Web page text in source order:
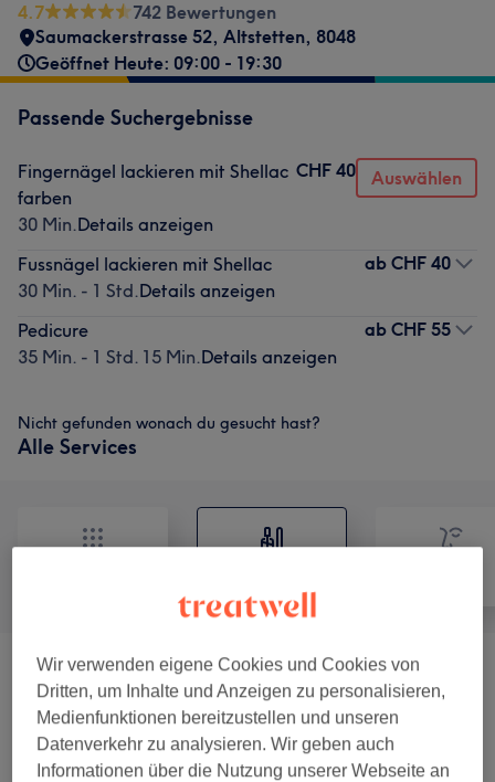
4.7
742 Bewertungen
Saumackerstrasse 52, Altstetten, 8048
Geöffnet Heute: 09:00 - 19:30
Passende Suchergebnisse
Fingernägel lackieren mit Shellac
farben
30 Min.Details anzeigen
CHF 40 Auswählen
Fussnägel lackieren mit Shellac
30 Min. - 1 Std.Details anzeigen
ab CHF 40
Pedicure
35 Min. - 1 Std. 15 Min.Details anzeigen
ab CHF 55
Nicht gefunden wonach du gesucht hast?
Alle Services
Nagelmodellage (4) ab CHF 1
Manicure & Pedicure (6)
Wir verwenden eigene Cookies und Cookies von
Dritten, um Inhalte und Anzeigen zu personalisieren,
Medienfunktionen bereitzustellen und unseren
Datenverkehr zu analysieren. Wir geben auch
Informationen über die Nutzung unserer Webseite an